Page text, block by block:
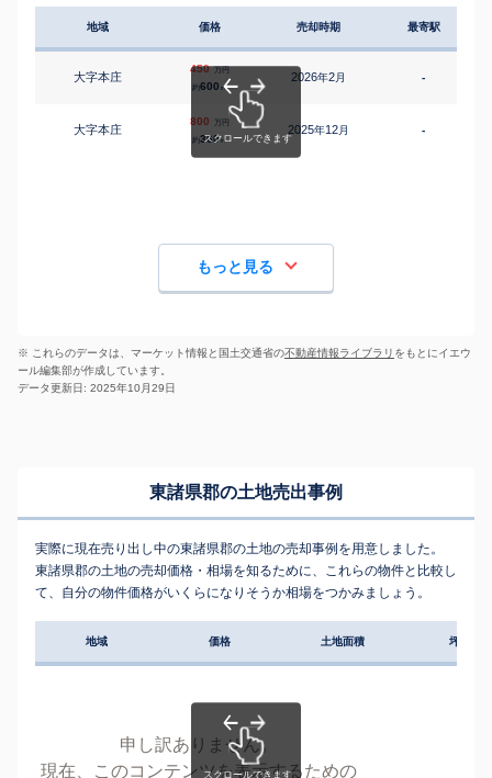
地域 価格 売却時期 最寄駅
大字本庄
450 万円
約600 ㎡
2026年2月 -
大字本庄
800 万円
約360㎡
2025年12月 -
もっと見る
※ これらのデータは、マーケット情報と国土交通省の不動産情報ライブラリ をもとにイエウ
ール編集部が作成しています。
データ更新日: 2025年10月29日
東諸県郡の土地売出事例
実際に現在売り出し中の東諸県郡の土地の売却事例を用意しました。
東諸県郡の土地の売却価格・相場を知るために、これらの物件と比較し
て、自分の物件価格がいくらになりそうか相場をつかみましょう。
地域 価格 土地面積 坪単価
申し訳ありません。
現在、このコンテンツを表示するための